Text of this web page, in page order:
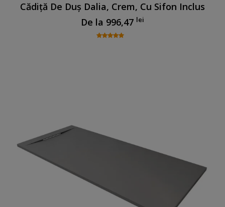
Cădiță De Duș Dalia, Crem, Cu Sifon Inclus
De la 996,47 lei